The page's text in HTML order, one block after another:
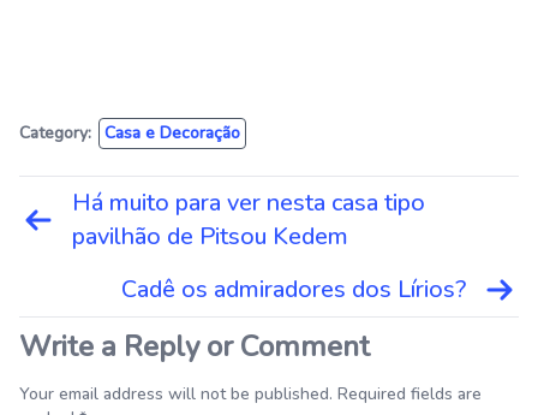
Category: Casa e Decoração
Navegação
de
Há muito para ver nesta casa tipo
pavilhão de Pitsou Kedem
Cadê os admiradores dos Lírios?
Write a Reply or Comment
Your email address will not be published. Required fields are